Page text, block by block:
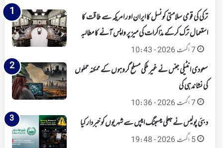
ترکی کی قومی سلامتی کونسل کا ایران اور امریکہ سے طاقت کا
استعمال ترک کرکے مذاکرات کی میز پر واپس آنے کا مطالبہ
7 اگست 2026 - 10:43
سعودی انٹیلی جنس نے غیر ملکی مسلح گروہوں کے ممکنہ حملوں
کی نشاندہی کی
7 اگست 2026 - 10:36
دبئی پولیس نے جعلی میسجنگ ایپس سے شہریوں کو خبردار کیا
5 اگست 2026 - 19:48